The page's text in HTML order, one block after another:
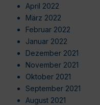
April 2022
März 2022
Februar 2022
Januar 2022
Dezember 2021
November 2021
Oktober 2021
September 2021
August 2021